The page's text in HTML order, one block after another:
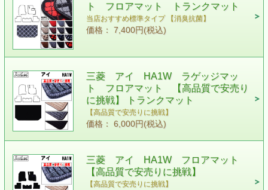
ト フロアマット トランクマット
当店おすすめ標準タイプ 【消臭抗菌】
価格： 7,400円(税込)
三菱 アイ HA1W ラゲッジマッ
ト フロアマット 【高品質で安売り
に挑戦】 トランクマット
【高品質で安売りに挑戦】
価格： 6,000円(税込)
三菱 アイ HA1W フロアマット
【高品質で安売りに挑戦】
【高品質で安売りに挑戦】